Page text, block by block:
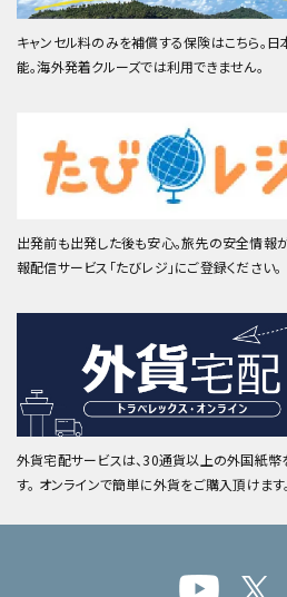
キャンセル料のみを補償する保険はこちら。
能。海外発着クルーズでは利用できません。
出発前も出発した後も安心。旅先の安全情報
報配信サービス「たびレジ」にご登録ください。
外貨宅配サービスは、30通貨以上の外国紙
す。 オンラインで簡単に外貨をご購入頂けます。